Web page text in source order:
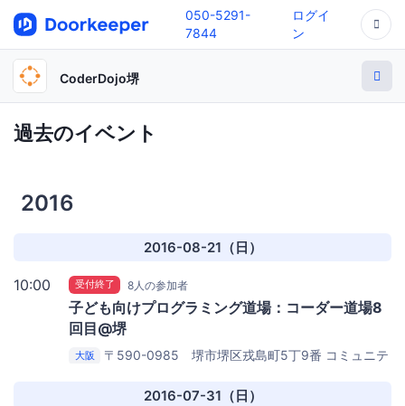
050-5291-
7844
ログイ
ン
CoderDojo堺
過去のイベント
2016
2016-08-21（日）
10:00 受付終了 8人の参加者
子ども向けプログラミング道場：コーダー道場8
回目@堺
大阪 〒590-0985 堺市堺区戎島町5丁9番 コミュニテ
2016-07-31（日）